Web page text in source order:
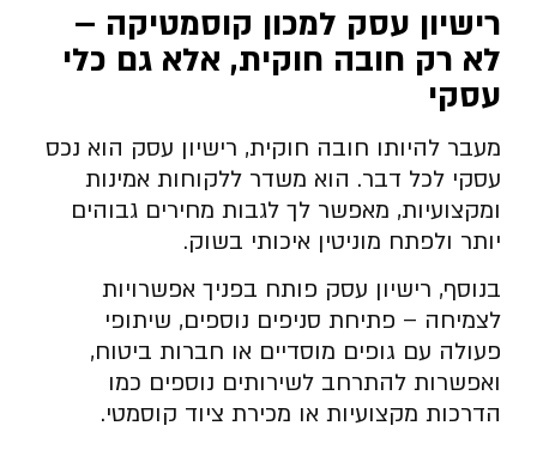
רישיון עסק למכון קוסמטיקה –
לא רק חובה חוקית, אלא גם כלי
עסקי
מעבר להיותו חובה חוקית, רישיון עסק הוא נכס
עסקי לכל דבר. הוא משדר ללקוחות אמינות
ומקצועיות, מאפשר לך לגבות מחירים גבוהים
יותר ולפתח מוניטין איכותי בשוק.
בנוסף, רישיון עסק פותח בפניך אפשרויות
לצמיחה – פתיחת סניפים נוספים, שיתופי
פעולה עם גופים מוסדיים או חברות ביטוח,
ואפשרות להתרחב לשירותים נוספים כמו
הדרכות מקצועיות או מכירת ציוד קוסמטי.